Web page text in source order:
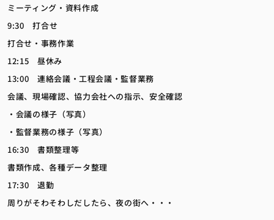
ミーティング・資料作成
9:30 打合せ
打合せ・事務作業
12:15 昼休み
13:00 連絡会議・工程会議・監督業務
会議、現場確認、協力会社への指示、安全確認
・会議の様子（写真）
・監督業務の様子（写真）
16:30 書類整理等
書類作成、各種データ整理
17:30 退勤
周りがそわそわしだしたら、夜の街へ・・・